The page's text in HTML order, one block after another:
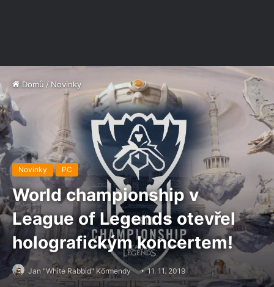
Domů / Novinky
Novinky PC
World championship v
League of Legends otevřel
holografickým koncertem!
Jan "White Rabbid" Kőrmendy 11. 11. 2019